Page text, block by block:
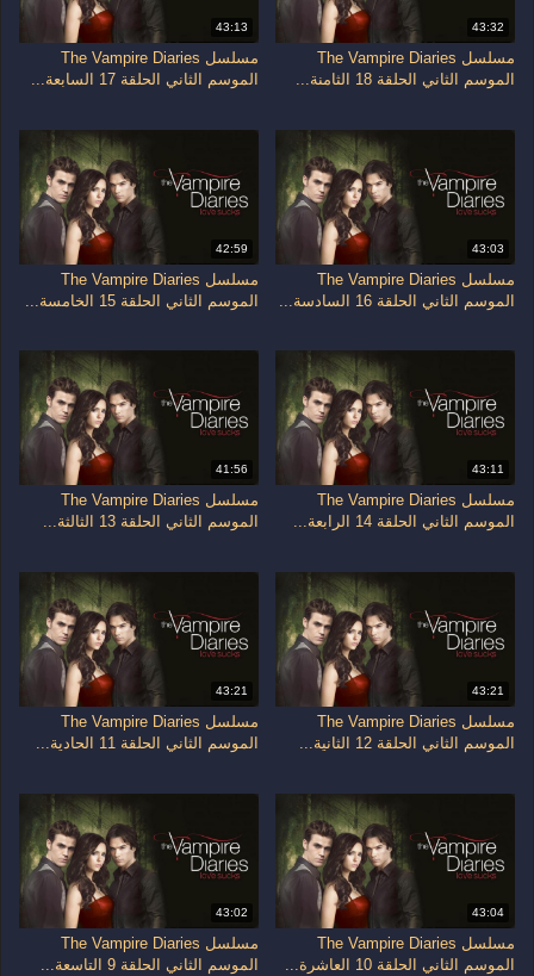
43:32
مسلسل The Vampire Diaries
الموسم الثاني الحلقة 18 الثامنة...
43:13
مسلسل The Vampire Diaries
الموسم الثاني الحلقة 17 السابعة...
43:03
مسلسل The Vampire Diaries
الموسم الثاني الحلقة 16 السادسة...
42:59
مسلسل The Vampire Diaries
الموسم الثاني الحلقة 15 الخامسة...
43:11
مسلسل The Vampire Diaries
الموسم الثاني الحلقة 14 الرابعة...
41:56
مسلسل The Vampire Diaries
الموسم الثاني الحلقة 13 الثالثة...
43:21
مسلسل The Vampire Diaries
الموسم الثاني الحلقة 12 الثانية...
43:21
مسلسل The Vampire Diaries
الموسم الثاني الحلقة 11 الحادية...
43:04
مسلسل The Vampire Diaries
الموسم الثاني الحلقة 10 العاشرة...
43:02
مسلسل The Vampire Diaries
الموسم الثاني الحلقة 9 التاسعة...